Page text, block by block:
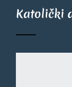
Katolički